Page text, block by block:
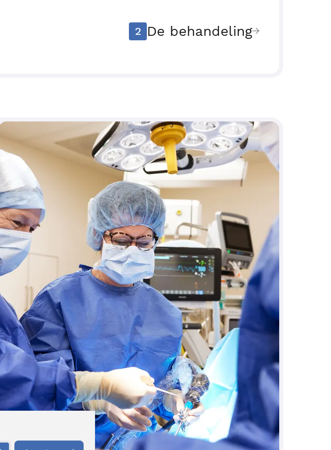
2 De behandeling